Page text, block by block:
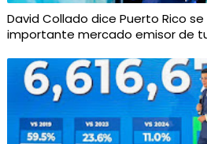
David Collado dice Puerto Rico
importante mercado emisor de